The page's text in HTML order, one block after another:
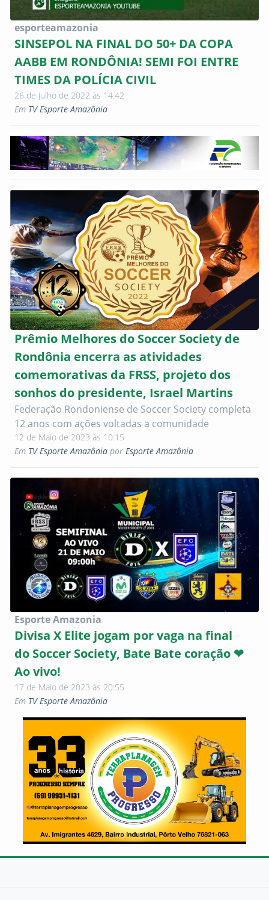
esporteamazonia
SINSEPOL NA FINAL DO 50+ DA COPA
AABB EM RONDÔNIA! SEMI FOI ENTRE
TIMES DA POLÍCIA CIVIL
26 de Julho de 2022 às 14:42
Em TV Esporte Amazônia
Prêmio Melhores do Soccer Society de
Rondônia encerra as atividades
comemorativas da FRSS, projeto dos
sonhos do presidente, Israel Martins
Federação Rondoniense de Soccer Society completa
12 anos com ações voltadas a comunidade
12 de Maio de 2023 às 10:15
Em TV Esporte Amazônia por Esporte Amazônia
Esporte Amazonia
Divisa X Elite jogam por vaga na final
do Soccer Society, Bate Bate coração ❤
Ao vivo!
17 de Maio de 2023 às 20:55
Em TV Esporte Amazônia